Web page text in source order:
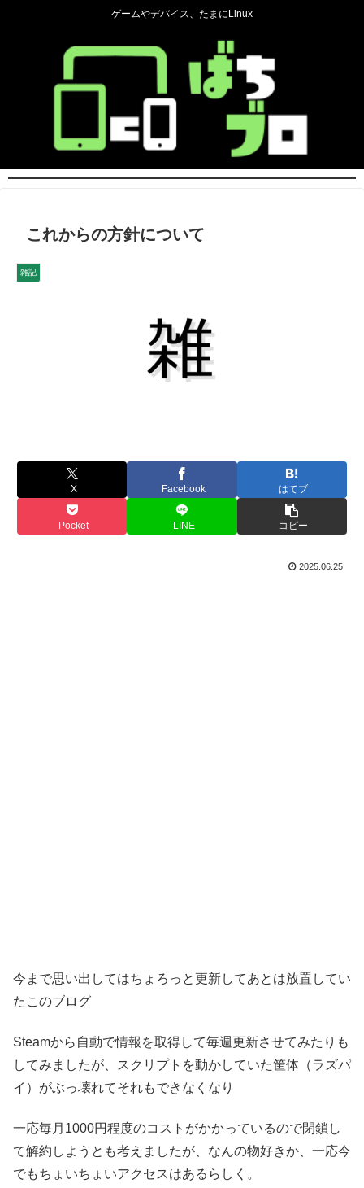
ゲームやデバイス、たまにLinux
これからの方針について
雑記
X Facebook はてブ
Pocket LINE コピー
2025.06.25
今まで思い出してはちょろっと更新してあとは放置してい
たこのブログ
Steamから自動で情報を取得して毎週更新させてみたりも
してみましたが、スクリプトを動かしていた筐体（ラズパ
イ）がぶっ壊れてそれもできなくなり
一応毎月1000円程度のコストがかかっているので閉鎖し
て解約しようとも考えましたが、なんの物好きか、一応今
でもちょいちょいアクセスはあるらしく。